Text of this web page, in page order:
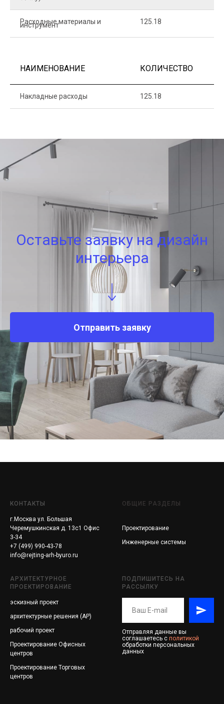
Расходные материалы и
инструмент 125.18
НАИМЕНОВАНИЕ КОЛИЧЕСТВО
Накладные расходы 125.18
Оставьте заявку на дизайн
интерьера
Отправить заявку
КОНТАКТЫ
г.Москва ул. Большая
Черемушкинская д. 13с1 Офис
3-34
+7 (499) 990-43-78
info@rejting-arh-byuro.ru
ОБЩИЕ РАЗДЕЛЫ
Проектирование
Инженерные системы
АРХИТЕКТУРНОЕ
ПРОЕКТИРОВАНИЕ
эскизный проект
архитектурные решения (АР)
рабочий проект
Проектирование Офисных
центров
Проектирование Торговых
центров
ПОДПИШИТЕСЬ НА
РАССЫЛКУ
Отправляя данные вы
соглашаетесь с политикой
обработки персональных
данных